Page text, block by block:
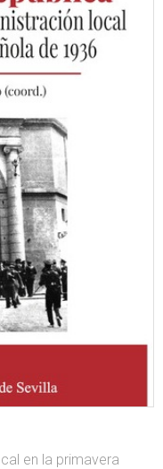
en la primavera